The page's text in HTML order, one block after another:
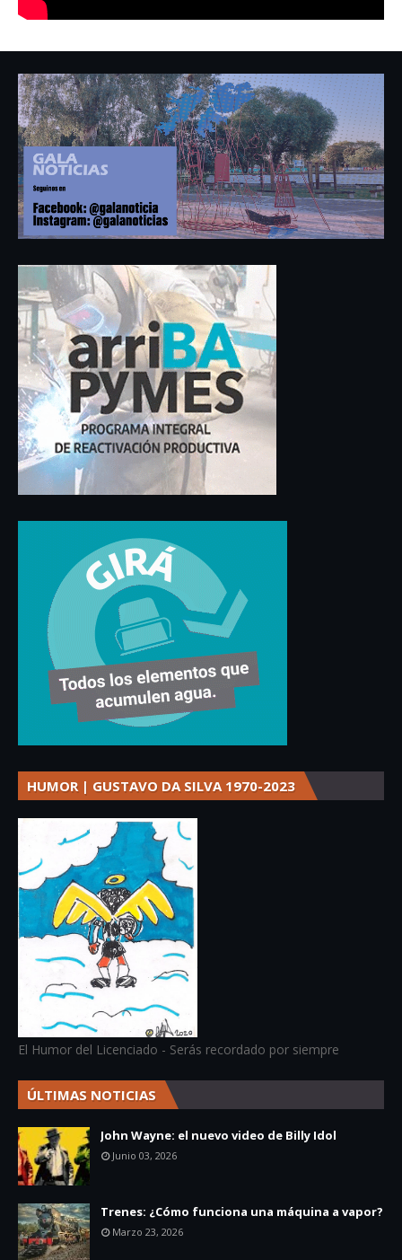
HUMOR | GUSTAVO DA SILVA 1970-2023
El Humor del Licenciado - Serás recordado por siempre
ÚLTIMAS NOTICIAS
John Wayne: el nuevo video de Billy Idol
Junio 03, 2026
Trenes: ¿Cómo funciona una máquina a vapor?
Marzo 23, 2026